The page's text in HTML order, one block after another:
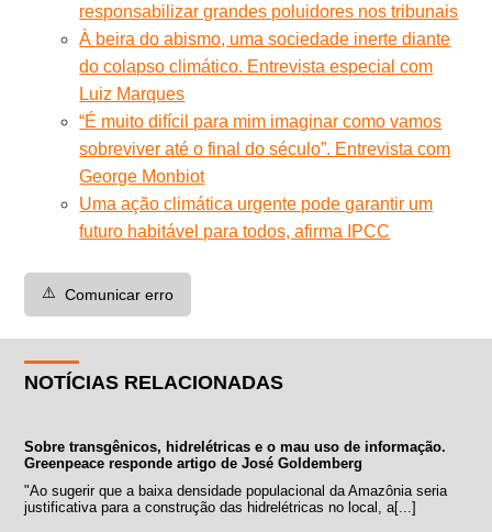
responsabilizar grandes poluidores nos tribunais
À beira do abismo, uma sociedade inerte diante
do colapso climático. Entrevista especial com
Luiz Marques
“É muito difícil para mim imaginar como vamos
sobreviver até o final do século”. Entrevista com
George Monbiot
Uma ação climática urgente pode garantir um
futuro habitável para todos, afirma IPCC
⚠️ Comunicar erro
NOTÍCIAS RELACIONADAS
Sobre transgênicos, hidrelétricas e o mau uso de informação.
Greenpeace responde artigo de José Goldemberg
"Ao sugerir que a baixa densidade populacional da Amazônia seria
justificativa para a construção das hidrelétricas no local, a[...]